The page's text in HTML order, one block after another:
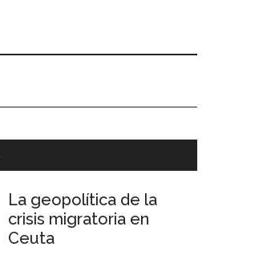
La geopolítica de la
crisis migratoria en
Ceuta